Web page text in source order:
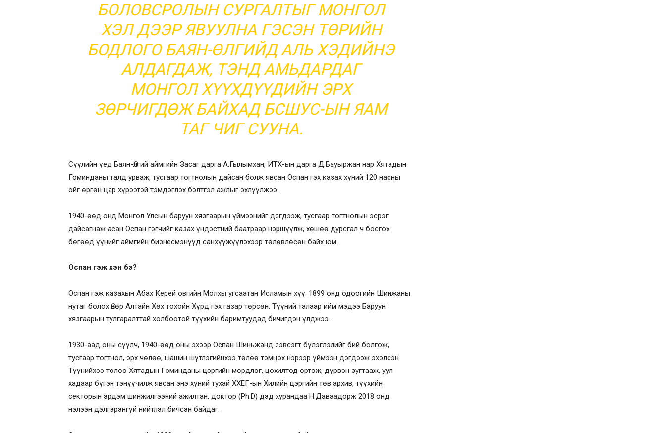
БОЛОВСРОЛЫН СУРГАЛТЫГ МОНГОЛ
ХЭЛ ДЭЭР ЯВУУЛНА ГЭСЭН ТӨРИЙН
БОДЛОГО БАЯН-ӨЛГИЙД АЛЬ ХЭДИЙНЭ
АЛДАГДАЖ, ТЭНД АМЬДАРДАГ
МОНГОЛ ХҮҮХДҮҮДИЙН ЭРХ
ЗӨРЧИГДӨЖ БАЙХАД БСШУС-ЫН ЯАМ
ТАГ ЧИГ СУУНА.
Сүүлийн үед Баян-Өлгий аймгийн Засаг дарга А.Гылымхан, ИТХ-ын дарга Д.Бауыржан нар Хятадын
Гоминданы талд урваж, тусгаар тогтнолын дайсан болж явсан Оспан гэх казах хүний 120 насны
ойг өргөн цар хүрээтэй тэмдэглэх бэлтгэл ажлыг эхлүүлжээ.
1940-өөд онд Монгол Улсын баруун хязгаарын үймээнийг дэгдээж, тусгаар тогтнолын эсрэг
дайсагнаж асан Оспан гэгчийг казах үндэстний баатраар нэршүүлж, хөшөө дурсгал ч босгох
бөгөөд үүнийг аймгийн бизнесмэнүүд санхүүжүүлэхээр төлөвлөсөн байх юм.
Оспан гэж хэн бэ?
Оспан гэж казахын Абах Керей овгийн Молхы угсаатан Исламын хүү. 1899 онд одоогийн Шинжаны
нутаг болох Өвөр Алтайн Хөх тохойн Хүрд гэх газар төрсөн. Түүний талаар ийм мэдээ Баруун
хязгаарын тулгаралттай холбоотой түүхийн баримтуудад бичигдэн үлджээ.
1930-аад оны сүүлч, 1940-өөд оны эхээр Оспан Шиньжанд зэвсэгт бүлэглэлийг бий болгож,
тусгаар тогтнол, эрх чөлөө, шашин шүтлэгийнхээ төлөө тэмцэх нэрээр үймээн дэгдээж эхэлсэн.
Түүнийхээ төлөө Хятадын Гоминданы цэргийн мөрдлөг, цохилтод өртөж, дүрвэн зугтааж, уул
хадаар бүгэн тэнүүчилж явсан энэ хүний тухай ХХЕГ-ын Хилийн цэргийн төв архив, түүхийн
секторын эрдэм шинжилгээний ажилтан, доктор (Ph.D) дэд хурандаа Н.Даваадорж 2018 онд
нэлээн дэлгэрэнгүй нийтлэл бичсэн байдаг.